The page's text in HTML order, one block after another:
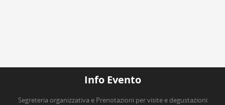
Info Evento
Segreteria organizzativa e Prenotazioni per visite e degustazioni